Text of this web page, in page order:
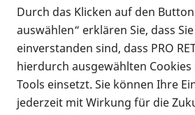
Durch das Klicken auf den Button
auswählen“ erklären Sie, dass
einverstanden sind, dass PRO
hierdurch ausgewählten
Tools einsetzt. Sie können Ihre
jederzeit mit Wirkung für die